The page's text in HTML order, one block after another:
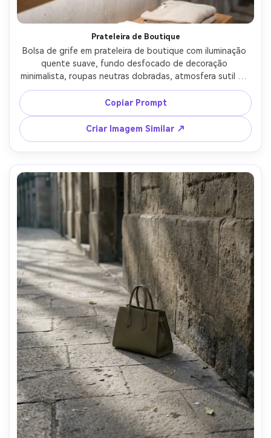
Prateleira de Boutique
Bolsa de grife em prateleira de boutique com iluminação
quente suave, fundo desfocado de decoração
minimalista, roupas neutras dobradas, atmosfera sutil de
marca, Leica SL2, 50mm, f/2, ambiente realista de varejo,
coloração premium, fotografia comercial lifestyle --ar 4:5
Copiar Prompt
Criar Imagem Similar ↗